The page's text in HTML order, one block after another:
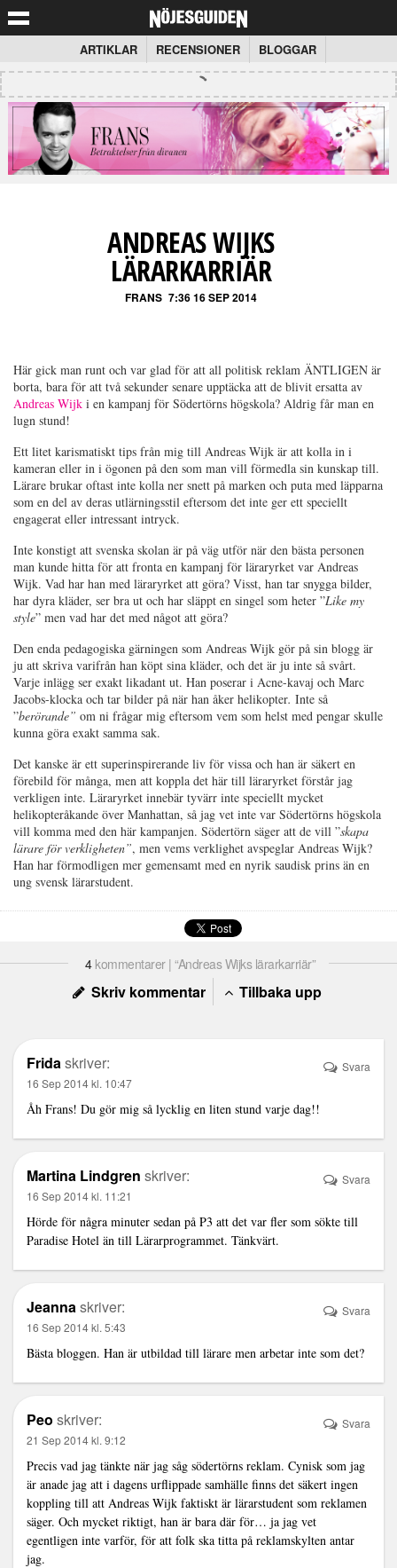
ARTIKLAR RECENSIONER BLOGGAR
ANDREAS WIJKS
LÄRARKARRIÄR
FRANS 7:36 16 SEP 2014
Här gick man runt och var glad för att all politisk reklam ÄNTLIGEN är
borta, bara för att två sekunder senare upptäcka att de blivit ersatta av
Andreas Wijk i en kampanj för Södertörns högskola? Aldrig får man en
lugn stund!
Ett litet karismatiskt tips från mig till Andreas Wijk är att kolla in i
kameran eller in i ögonen på den som man vill förmedla sin kunskap till.
Lärare brukar oftast inte kolla ner snett på marken och puta med läpparna
som en del av deras utlärningsstil eftersom det inte ger ett speciellt
engagerat eller intressant intryck.
Inte konstigt att svenska skolan är på väg utför när den bästa personen
man kunde hitta för att fronta en kampanj för läraryrket var Andreas
Wijk. Vad har han med läraryrket att göra? Visst, han tar snygga bilder,
har dyra kläder, ser bra ut och har släppt en singel som heter ”Like my
style” men vad har det med något att göra?
Den enda pedagogiska gärningen som Andreas Wijk gör på sin blogg är
ju att skriva varifrån han köpt sina kläder, och det är ju inte så svårt.
Varje inlägg ser exakt likadant ut. Han poserar i Acne-kavaj och Marc
Jacobs-klocka och tar bilder på när han åker helikopter. Inte så
”berörande” om ni frågar mig eftersom vem som helst med pengar skulle
kunna göra exakt samma sak.
Det kanske är ett superinspirerande liv för vissa och han är säkert en
förebild för många, men att koppla det här till läraryrket förstår jag
verkligen inte. Läraryrket innebär tyvärr inte speciellt mycket
helikopteråkande över Manhattan, så jag vet inte var Södertörns högskola
vill komma med den här kampanjen. Södertörn säger att de vill ”skapa
lärare för verkligheten”, men vems verklighet avspeglar Andreas Wijk?
Han har förmodligen mer gemensamt med en nyrik saudisk prins än en
ung svensk lärarstudent.
4kommentarer | “Andreas Wijks lärarkarriär”
Skriv kommentar Tillbaka upp
Fridaskriver:
16 Sep 2014 kl. 10:47
Åh Frans! Du gör mig så lycklig en liten stund varje dag!!
Svara
Martina Lindgren skriver:
16 Sep 2014 kl. 11:21
Hörde för några minuter sedan på P3 att det var fler som sökte till
Paradise Hotel än till Lärarprogrammet. Tänkvärt.
Svara
Jeannaskriver:
16 Sep 2014 kl. 5:43
Bästa bloggen. Han är utbildad till lärare men arbetar inte som det?
Svara
Peo skriver:
21 Sep 2014 kl. 9:12
Precis vad jag tänkte när jag såg södertörns reklam. Cynisk som jag
är anade jag att i dagens urflippade samhälle finns det säkert ingen
koppling till att Andreas Wijk faktiskt är lärarstudent som reklamen
säger. Och mycket riktigt, han är bara där för… ja jag vet
egentligen inte varför, för att folk ska titta på reklamskylten antar
jag.
Svara